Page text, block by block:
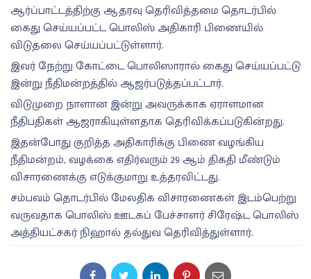
ஆர்ப்பாட்டத்திற்கு ஆதரவு தெரிவித்தமை தொடர்பில்
கைது செய்யப்பட்ட பொலிஸ் அதிகாரி பிணையில்
விடுதலை செய்யப்பட்டுள்ளார்.
இவர் நேற்று கோட்டை பொலிஸாரால் கைது செய்யப்பட்டு
இன்று நீதிமன்றத்தில் ஆஜர்படுத்தப்பட்டார்.
விடுமுறை நாளான இன்று அவருக்காக ஏராளமான
நீதிபதிகள் ஆஜராகியுள்ளதாக தெரிவிக்கப்படுகின்றது.
இதன்போது குறித்த அதிகாரிக்கு பிணை வழங்கிய
நீதிமன்றம், வழக்கை எதிர்வரும் 29 ஆம் திகதி மீண்டும்
விசாரணைக்கு எடுக்குமாறு உத்தரவிட்டது.
சம்பவம் தொடர்பில் மேலதிக விசாரணைகள் இடம்பெற்று
வருவதாக பொலிஸ் ஊடகப் பேச்சாளர் சிரேஷ்ட பொலிஸ்
அத்தியட்சகர் நிஹால் தல்துவ தெரிவித்துள்ளார்.